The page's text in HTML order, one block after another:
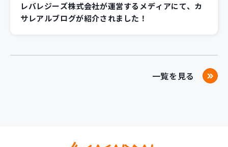
レバレジーズ株式会社が運営するメディアにて、カ
サレアルブログが紹介されました！
一覧を見る